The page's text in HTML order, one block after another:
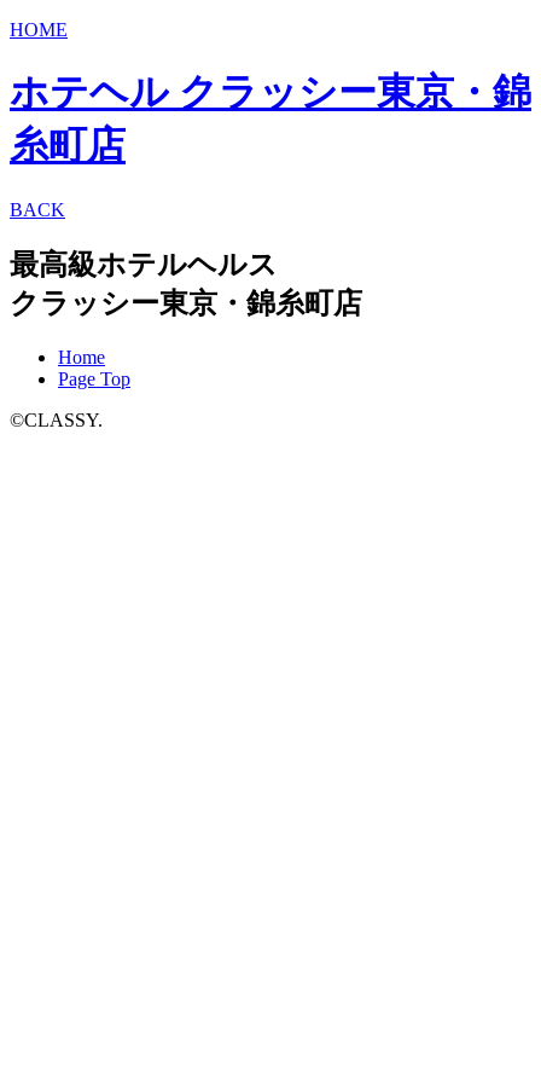
HOME
ホテヘル クラッシー東京・錦
糸町店
BACK
最高級ホテルヘルス
クラッシー東京・錦糸町店
Home
Page Top
©CLASSY.